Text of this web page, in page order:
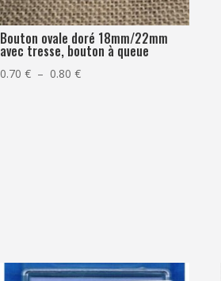
Bouton ovale doré 18mm/22mm
avec tresse, bouton à queue
0.70€ – 0.80€Plage